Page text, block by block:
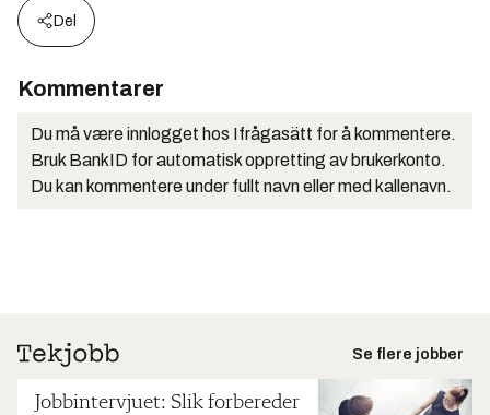
Del
Kommentarer
Du må være innlogget hos Ifrågasätt for å kommentere.
Bruk BankID for automatisk oppretting av brukerkonto.
Du kan kommentere under fullt navn eller med kallenavn.
Se flere jobber
Jobbintervjuet: Slik forbereder